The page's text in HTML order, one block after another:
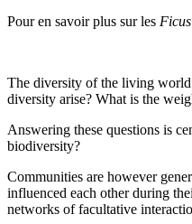
Pour en savoir plus sur les Ficus
The diversity of the living world
diversity arise? What is the
Answering these questions is
biodiversity?
Communities are however
influenced each other during
networks of facultative